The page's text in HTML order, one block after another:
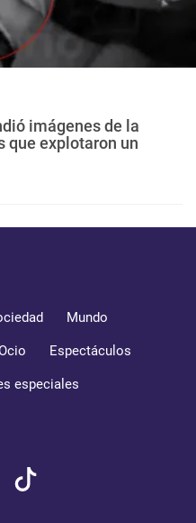
imágenes de la
que explotaron un
Mundo
Espectáculos
especiales